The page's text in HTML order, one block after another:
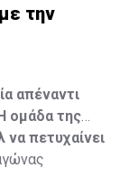
την
απέναντι
ομάδα της
πετυχαίνει